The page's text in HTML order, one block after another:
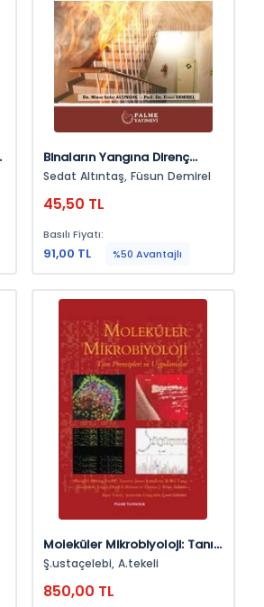
Binaların Yangına Direnç
Sürelerinin Kapalı Hacim
Belirlenmesi
Sedat Altıntaş, Füsun Demirel
45,50 TL
Basılı Fiyatı:
91,00 TL %50 Avantajlı
Moleküler Mikrobiyoloji: Tanı
Prensipleri Ve Uygulamalar
Ş.ustaçelebi, A.tekeli
850,00 TL